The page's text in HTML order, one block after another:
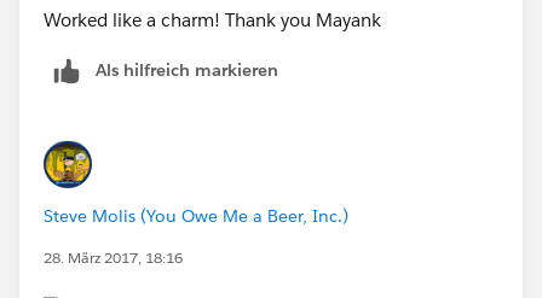
Worked like a charm! Thank you Mayank
Als hilfreich markieren
Steve Molis (You Owe Me a Beer, Inc.)
28. März 2017, 18:16